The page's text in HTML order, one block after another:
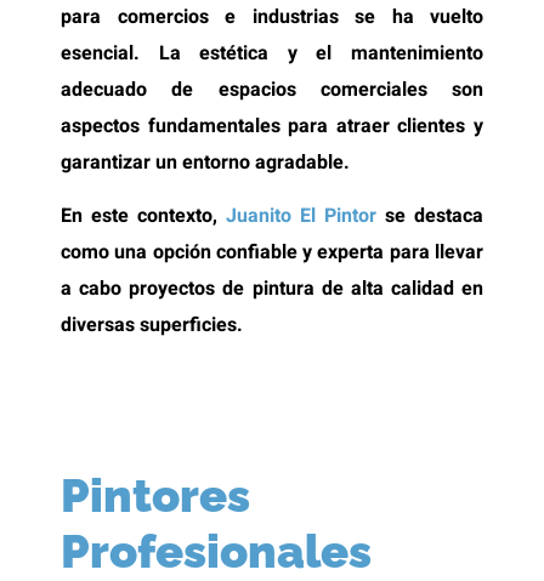
para comercios e industrias se ha vuelto
esencial. La estética y el mantenimiento
adecuado de espacios comerciales son
aspectos fundamentales para atraer clientes y
garantizar un entorno agradable.
En este contexto, Juanito El Pintor se destaca
como una opción confiable y experta para llevar
a cabo proyectos de pintura de alta calidad en
diversas superficies.
Pintores
Profesionales